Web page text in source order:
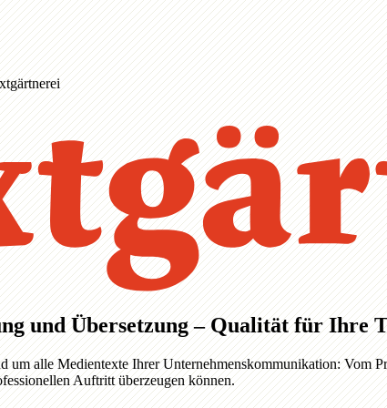
und Übersetzung – Qualität für Ihre
um alle Medientexte Ihrer Unternehmenskommunikation: Vom
Auftritt überzeugen können.